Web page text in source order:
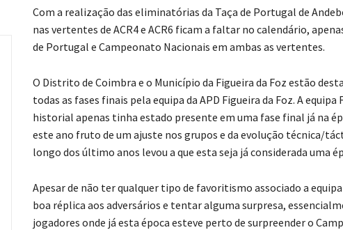
Com a realização das eliminatórias da Taça de Portugal de
nas vertentes de ACR4 e ACR6 ficam a faltar no calendário,
de Portugal e Campeonato Nacionais em ambas as vertentes.
O Distrito de Coimbra e o Município da Figueira da Foz estão
todas as fases finais pela equipa da APD Figueira da Foz. A
historial apenas tinha estado presente em uma fase final já na
este ano fruto de um ajuste nos grupos e da evolução técnica/
longo dos último anos levou a que esta seja já considerada uma
Apesar de não ter qualquer tipo de favoritismo associado a
boa réplica aos adversários e tentar alguma surpresa,
jogadores onde já esta época esteve perto de surpreender o